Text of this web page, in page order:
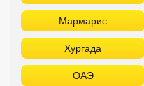
Мармарис
Хургада
ОАЭ